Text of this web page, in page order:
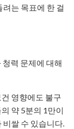
는 목표에 한 걸
력 문제에 대해
영향에도 불구
약 5분의 1만이
비쌀 수 있습니다.